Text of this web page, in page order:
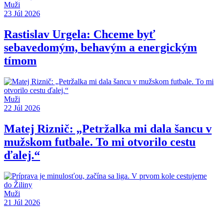
Muži
23 Júl 2026
Rastislav Urgela: Chceme byť
sebavedomým, behavým a energickým
tímom
Muži
22 Júl 2026
Matej Riznič: „Petržalka mi dala šancu v
mužskom futbale. To mi otvorilo cestu
ďalej.“
Muži
21 Júl 2026